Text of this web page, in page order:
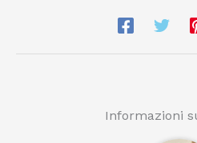
Informazioni